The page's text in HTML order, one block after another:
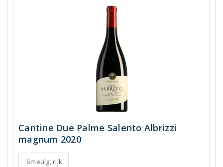
Cantine Due Palme Salento Albrizzi
magnum 2020
Smeuïg, rijk